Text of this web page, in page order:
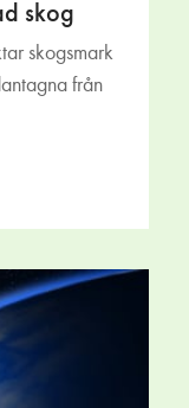
skog
skogsmark
från